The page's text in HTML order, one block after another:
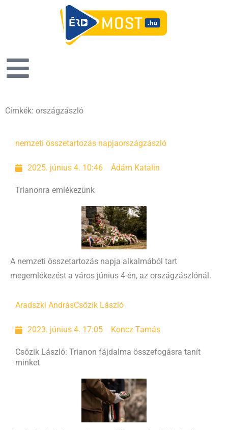
Címkék: országzászló
nemzeti összetartozás napjaországzászló
2025. június 4. 10:46 Ádám Katalin
Trianonra emlékezünk
A nemzeti összetartozás napja alkalmából tart
megemlékezést a város június 4-én, az országzászlónál.
Aradszki AndrásCsőzik László
2023. június 4. 17:05 Koncz Tamás
Csőzik László: Trianon fájdalma összefogásra tanít
minket